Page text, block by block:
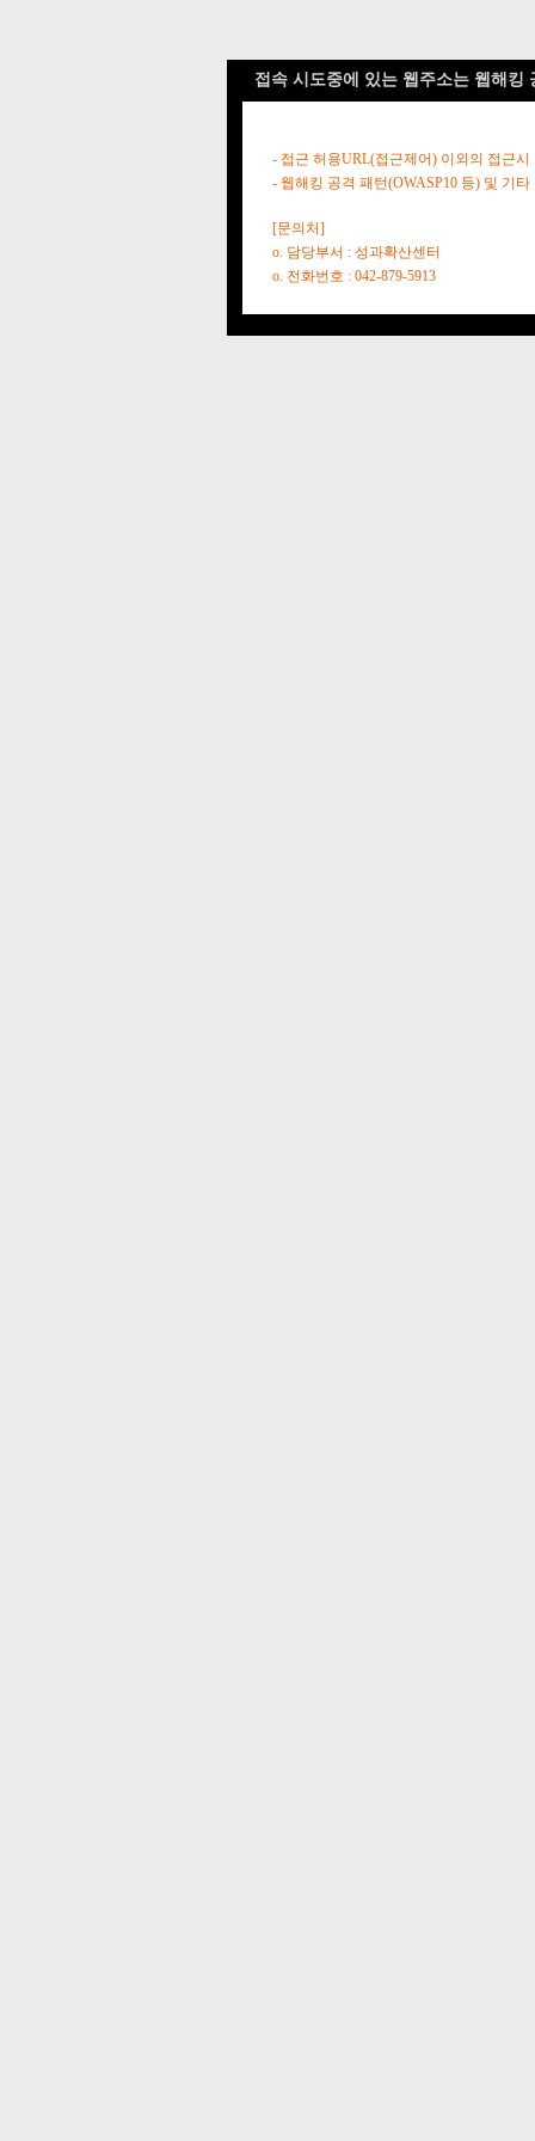
접속 시도중에 있는 웹주소는 웹해킹
- 접근 허용URL(접근제어) 이외의 접근시
- 웹해킹 공격 패턴(OWASP10 등) 및 기
[문의처]
o. 담당부서 : 성과확산센터
o. 전화번호 : 042-879-5913